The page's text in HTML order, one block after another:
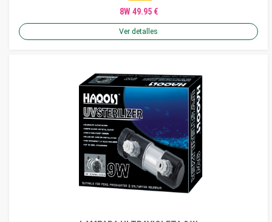
8W 49.95 €
Ver detalles